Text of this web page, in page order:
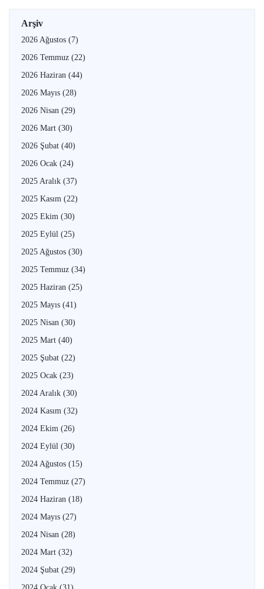
Arşiv
2026 Ağustos (7)
2026 Temmuz (22)
2026 Haziran (44)
2026 Mayıs (28)
2026 Nisan (29)
2026 Mart (30)
2026 Şubat (40)
2026 Ocak (24)
2025 Aralık (37)
2025 Kasım (22)
2025 Ekim (30)
2025 Eylül (25)
2025 Ağustos (30)
2025 Temmuz (34)
2025 Haziran (25)
2025 Mayıs (41)
2025 Nisan (30)
2025 Mart (40)
2025 Şubat (22)
2025 Ocak (23)
2024 Aralık (30)
2024 Kasım (32)
2024 Ekim (26)
2024 Eylül (30)
2024 Ağustos (15)
2024 Temmuz (27)
2024 Haziran (18)
2024 Mayıs (27)
2024 Nisan (28)
2024 Mart (32)
2024 Şubat (29)